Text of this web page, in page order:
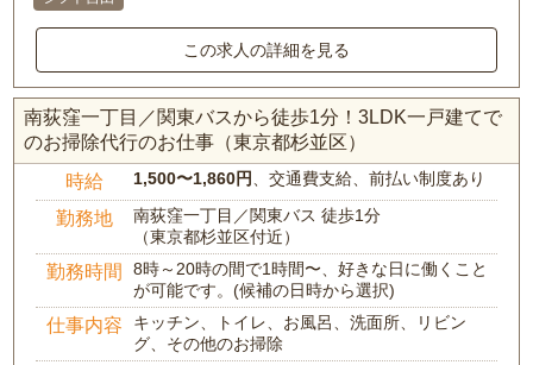
この求人の詳細を見る
南荻窪一丁目／関東バスから徒歩1分！3LDK一戸建てで
のお掃除代行のお仕事（東京都杉並区）
時給 1,500〜1,860円 、交通費支給、前払い制度あり
勤務地
南荻窪一丁目／関東バス 徒歩1分
（東京都杉並区付近）
勤務時間
8時～20時の間で1時間〜、好きな日に働くこと
が可能です。(候補の日時から選択)
仕事内容
キッチン、トイレ、お風呂、洗面所、リビン
グ、その他のお掃除